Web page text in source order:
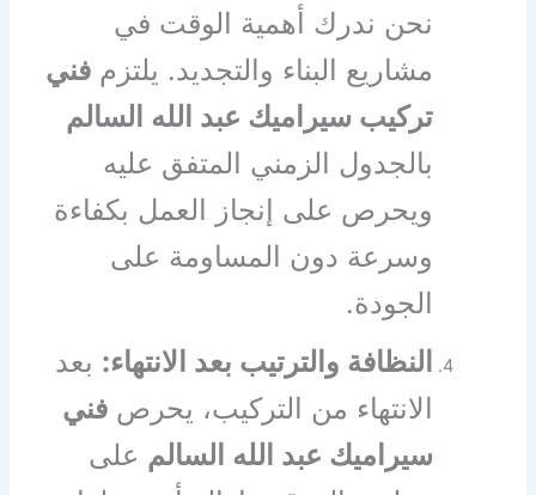
نحن ندرك أهمية الوقت في
مشاريع البناء والتجديد. يلتزمفني
تركيب سيراميك عبد الله السالم
بالجدول الزمني المتفق عليه
ويحرص على إنجاز العمل بكفاءة
وسرعة دون المساومة على
الجودة.
النظافة والترتيب بعد الانتهاء: بعد
الانتهاء من التركيب، يحرصفني
سيراميك عبد الله السالم على